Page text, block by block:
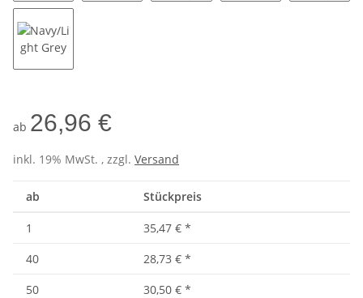
Black/Light Grey
ab 26,96 €
inkl. 19% MwSt. , zzgl. Versand
ab Stückpreis
1 35,47 € *
40
28,73 € *
50
30,50 € *